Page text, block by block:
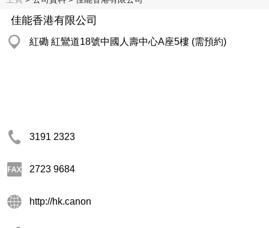
佳能香港有限公司
紅磡 紅鸞道18號中國人壽中心A座5樓 (需預約)
3191 2323
2723 9684
http://hk.canon